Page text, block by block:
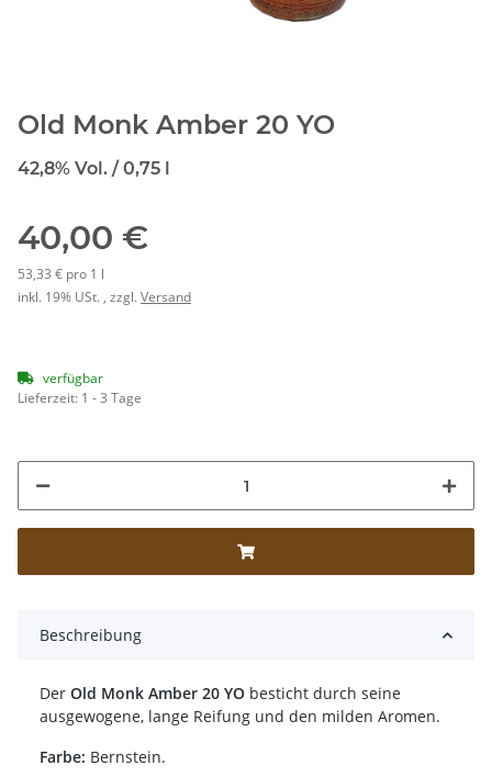
Old Monk Amber 20 YO
42,8% Vol. / 0,75 l
40,00 €
53,33 € pro 1 l
inkl. 19% USt. , zzgl.Versand
verfügbar
Lieferzeit: 1 - 3 Tage
Beschreibung
Der Old Monk Amber 20 YO besticht durch seine
ausgewogene, lange Reifung und den milden Aromen.
Farbe: Bernstein.